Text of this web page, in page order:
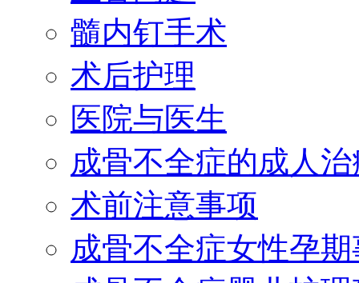
髓内钉手术
术后护理
医院与医生
成骨不全症的成人治
术前注意事项
成骨不全症女性孕